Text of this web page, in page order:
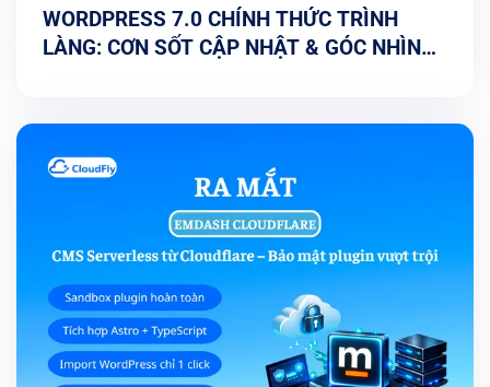
WORDPRESS 7.0 CHÍNH THỨC TRÌNH
LÀNG: CƠN SỐT CẬP NHẬT & GÓC NHÌN